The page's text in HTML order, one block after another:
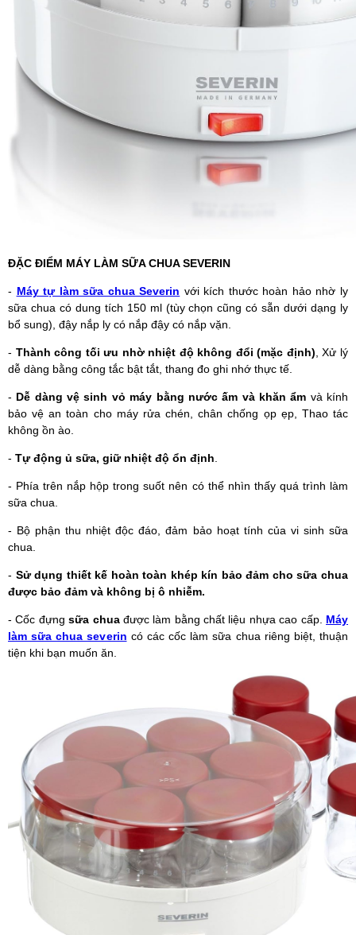
ĐẶC ĐIỂM MÁY LÀM SỮA CHUA SEVERIN
- Máy tự làm sữa chua Severin với kích thước hoàn hảo nhờ ly
sữa chua có dung tích 150 ml (tùy chọn cũng có sẵn dưới dạng ly
bổ sung), đậy nắp ly có nắp đậy có nắp vặn.
- Thành công tối ưu nhờ nhiệt độ không đổi (mặc định) , Xử lý
dễ dàng bằng công tắc bật tắt, thang đo ghi nhớ thực tế.
- Dễ dàng vệ sinh vỏ máy bằng nước ấm và khăn ẩm và kính
bảo vệ an toàn cho máy rửa chén, chân chống ọp ẹp, Thao tác
không ồn ào.
- Tự động ủ sữa, giữ nhiệt độ ổn định
- Phía trên nắp hộp trong suốt nên có thể nhìn thấy quá trình làm
sữa chua.
- Bộ phận thu nhiệt độc đáo, đảm bảo hoạt tính của vi sinh sữa
chua.
- Sử dụng thiết kế hoàn toàn khép kín bảo đảm cho sữa chua
được bảo đảm và không bị ô nhiễm.
- Cốc đựngsữa chuađược làm bằng chất liệu nhựa cao cấp. Máy
làm sữa chua severin có các cốc làm sữa chua riêng biệt, thuận
tiện khi bạn muốn ăn.